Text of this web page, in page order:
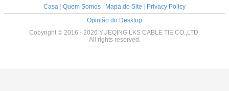
Casa Quem Somos Mapa do Site
Privacy Policy
Opinião do Desktop
Copyright © 2016 - 2026 YUEQING LKS CABLE TIE CO.,LTD.
All rights reserved.